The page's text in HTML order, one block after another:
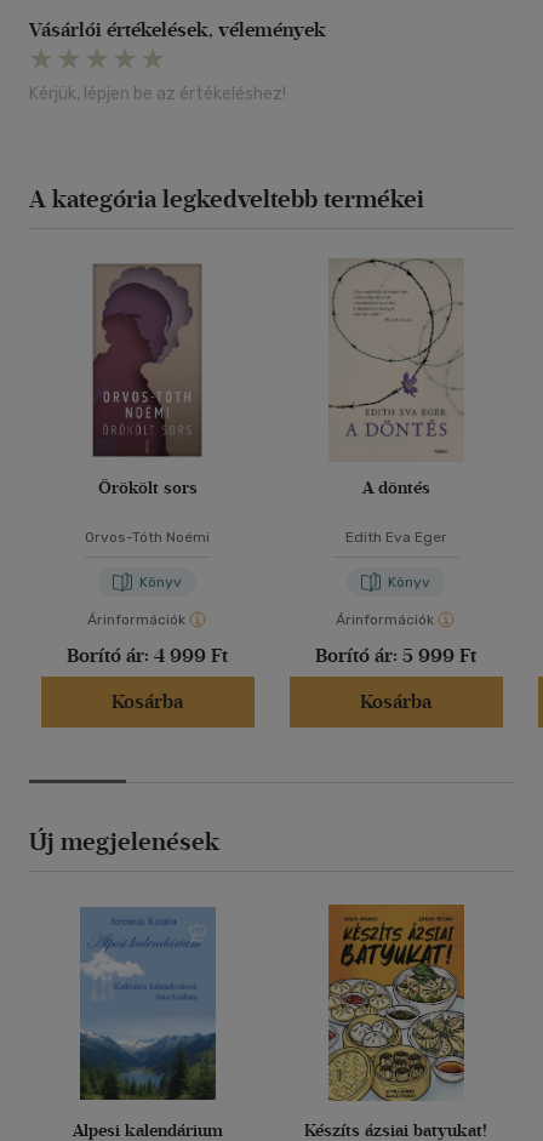
Vásárlói értékelések, vélemények
Kérjük, lépjen be az értékeléshez!
A kategória legkedveltebb termékei
Örökölt sors
Orvos-Tóth Noémi
Könyv
Árinformációk
Borító ár: 4 999 Ft
Kosárba
A döntés
Edith Eva Eger
Könyv
Árinformációk
Borító ár: 5 999 Ft
Kosárba
Új megjelenések
Alpesi kalendárium Készíts ázsiai batyukat!